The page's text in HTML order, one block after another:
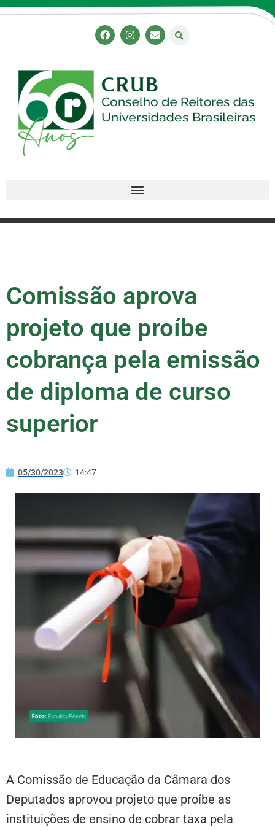
Comissão aprova
projeto que proíbe
cobrança pela emissão
de diploma de curso
superior
05/30/2023 14:47
A Comissão de Educação da Câmara dos
Deputados aprovou projeto que proíbe as
instituições de ensino de cobrar taxa pela